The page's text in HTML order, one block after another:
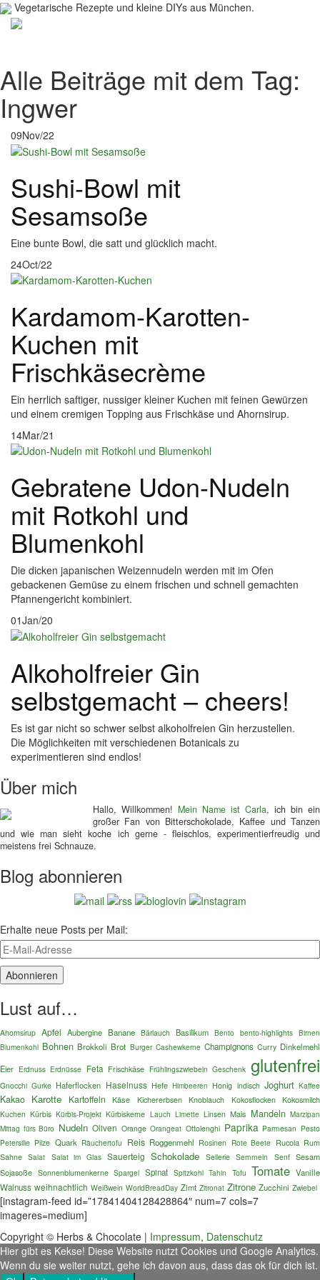
Vegetarische Rezepte und kleine DIYs aus München.
Alle Beiträge mit dem Tag:
Ingwer
09Nov/22
Sushi-Bowl mit
Sesamsoße
Eine bunte Bowl, die satt und glücklich macht.
24Oct/22
Kardamom-Karotten-
Kuchen mit
Frischkäsecrème
Ein herrlich saftiger, nussiger kleiner Kuchen mit feinen Gewürzen
und einem cremigen Topping aus Frischkäse und Ahornsirup.
14Mar/21
Gebratene Udon-Nudeln
mit Rotkohl und
Blumenkohl
Die dicken japanischen Weizennudeln werden mit im Ofen
gebackenen Gemüse zu einem frischen und schnell gemachten
Pfannengericht kombiniert.
01Jan/20
Alkoholfreier Gin
selbstgemacht – cheers!
Es ist gar nicht so schwer selbst alkoholfreien Gin herzustellen.
Die Möglichkeiten mit verschiedenen Botanicals zu
experimentieren sind endlos!
Über mich
Hallo, Willkommen! Mein Name ist Carla, ich bin ein
großer Fan von Bitterschokolade, Kaffee und Tanzen
und wie man sieht koche ich gerne - fleischlos, experimentierfreudig und
meistens frei Schnauze.
Blog abonnieren
Erhalte neue Posts per Mail:
Lust auf…
Ahornsirup Apfel Aubergine Banane Bärlauch Basilikum Bento bento-highlights Birnen
Blumenkohl Bohnen Brokkoli Brot Burger Cashewkerne Champignons Curry Dinkelmehl
Eier Erdnuss Erdnüsse Feta Frischkäse Frühlingszwiebeln Geschenk glutenfrei
Gnocchi Gurke Haferflocken Haselnuss Hefe Himbeeren Honig indisch Joghurt Kaffee
Kakao Karotte Kartoffeln Käse Kichererbsen Knoblauch Kokosflocken Kokosmilch
Kuchen Kürbis Kürbis-Projekt Kürbiskerne Lauch Limette Linsen Mais Mandeln Marzipan
Mittag fürs Büro Nudeln Oliven Orange Orangeat Ottolenghi Paprika Parmesan Pesto
Petersilie Pilze Quark Räuchertofu Reis Roggenmehl Rosinen Rote Beete Rucola Rum
Sahne
Salat Salat im Glas Sauerteig Schokolade Sellerie Semmeln Senf Sesam
Sojasoße Sonnenblumenkerne Spargel Spinat Spitzkohl Tahin Tofu Tomate Vanille
Walnuss weihnachtlich Weißwein WorldBreadDay Zimt Zitronat Zitrone Zucchini Zwiebel
[instagram-feed id=”17841404128428864″ num=7 cols=7
imageres=medium]
Copyright © Herbs & Chocolate | Impressum, Datenschutz
Hier gibt es Kekse! Diese Website nutzt Cookies und Google Analytics.
Wenn du sie weiter nutzt, gehe ich davon aus, dass das ok für dich ist.